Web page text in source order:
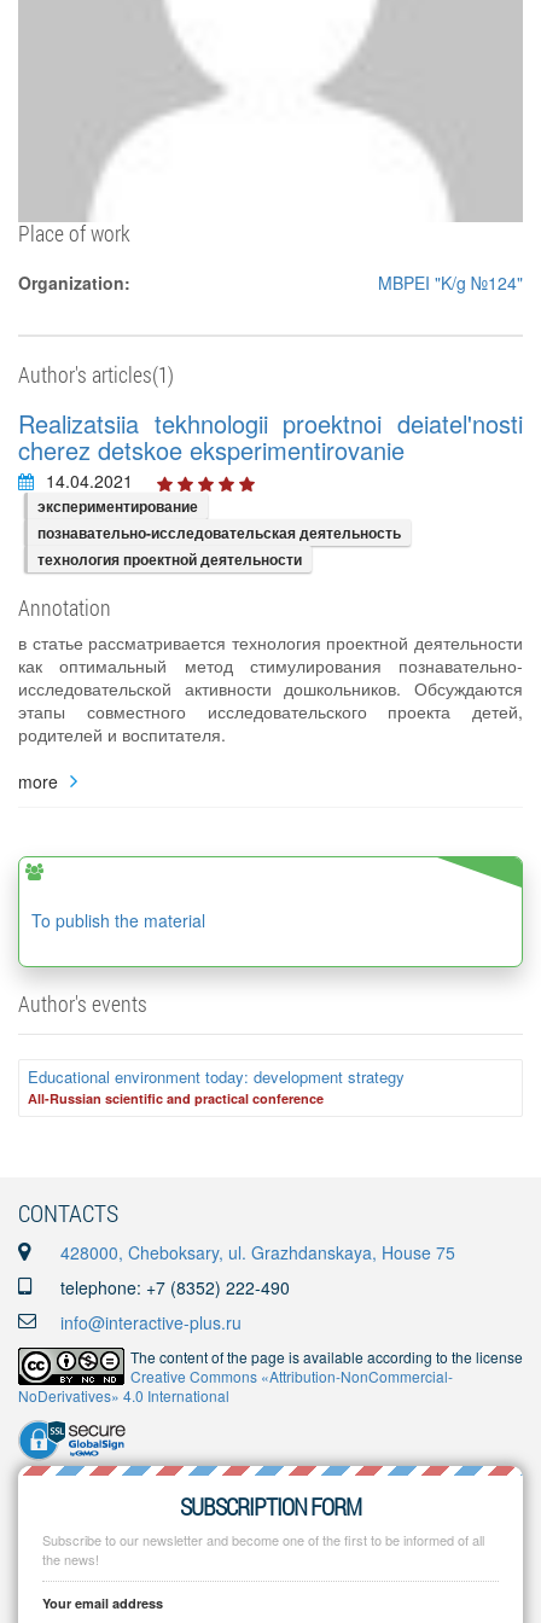
Place of work
Organization: MBPEI "K/g №124"
Author's articles(1)
Realizatsiia tekhnologii proektnoi deiatel'nosti
cherez detskoe eksperimentirovanie
14.04.2021
экспериментирование
познавательно-исследовательская деятельность
технология проектной деятельности
Annotation
в статье рассматривается технология проектной деятельности
как оптимальный метод стимулирования познавательно-
исследовательской активности дошкольников. Обсуждаются
этапы совместного исследовательского проекта детей,
родителей и воспитателя.
more
To publish the material
Author's events
Educational environment today: development strategy
Аll-Russian scientific and practical conference
CONTACTS
428000, Cheboksary, ul. Grazhdanskaya, House 75
telephone: +7 (8352) 222-490
info@interactive-plus.ru
The content of the page is available according to the license
Creative Commons «Attribution-NonCommercial-
NoDerivatives» 4.0 International
SUBSCRIPTION FORM
Subscribe to our newsletter and become one of the first to be informed of all
the news!
Your email address